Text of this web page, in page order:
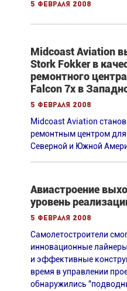
5 февраля 2008
Midcoast Aviation
Stork Fokker в
ремонтного
Falcon 7x в
5 февраля 2008
Midcoast Aviation
ремонтным центром
Северной и Южной
Авиастроение
уровень
5 февраля 2008
Самолетостроители
инновационные
и эффективные
время в управлении
обнаружились